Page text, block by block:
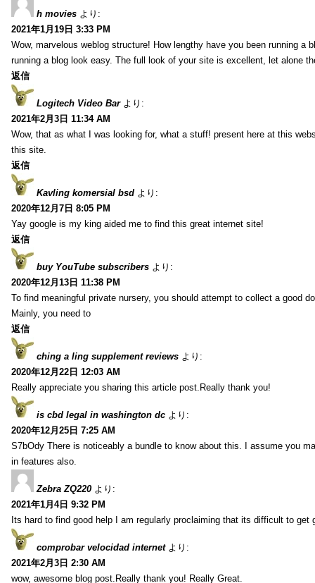
h movies より:
2021年1月19日 3:33 PM
Wow, marvelous weblog structure! How lengthy have you been running a
running a blog look easy. The full look of your site is excellent, let alone
返信
Logitech Video Bar より:
2021年2月3日 11:34 AM
Wow, that as what I was looking for, what a stuff! present here at this
this site.
返信
Kavling komersial bsd より:
2020年12月7日 8:05 PM
Yay google is my king aided me to find this great internet site!
返信
buy YouTube subscribers より:
2020年12月13日 11:38 PM
To find meaningful private nursery, you should attempt to collect a good
Mainly, you need to
返信
ching a ling supplement reviews より:
2020年12月22日 12:03 AM
Really appreciate you sharing this article post.Really thank you!
is cbd legal in washington dc より:
2020年12月25日 7:25 AM
S7bOdy There is noticeably a bundle to know about this. I assume you
in features also.
Zebra ZQ220 より:
2021年1月4日 9:32 PM
Its hard to find good help I am regularly proclaiming that its difficult to get
comprobar velocidad internet より:
2021年2月3日 2:30 AM
wow, awesome blog post.Really thank you! Really Great.